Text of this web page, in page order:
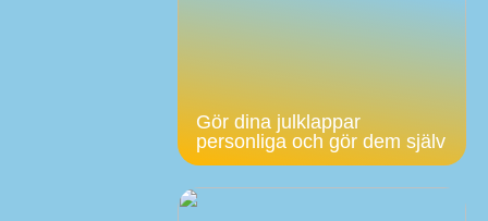
Gör dina julklappar
personliga och gör dem själv